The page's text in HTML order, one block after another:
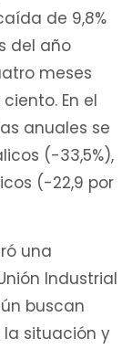
de 9,8%
del año
meses
En el
anuales se
(-33,5%),
(-22,9 por
una
Industrial
buscan
situación y